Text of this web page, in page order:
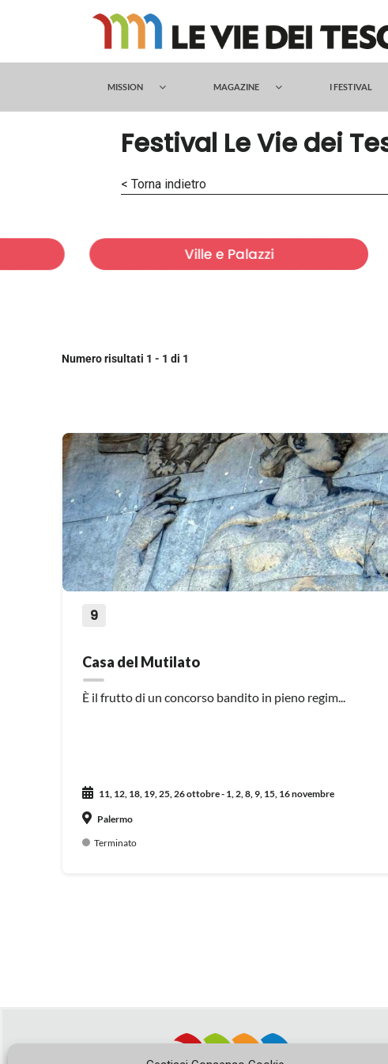
MISSION MAGAZINE I FESTIVAL
Festival Le Vie dei
< Torna indietro
Ville e Palazzi
Numero risultati 1 - 1 di 1
9
Casa del Mutilato
È il frutto di un concorso bandito in pieno regim...
11, 12, 18, 19, 25, 26 ottobre - 1, 2, 8, 9, 15, 16 novembre
Palermo
Terminato